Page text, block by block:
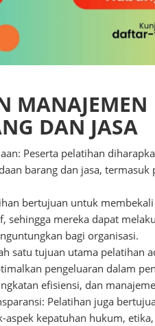
MANAJEMEN
DAN JASA
Peserta pelatihan
barang dan jasa, termasuk
bertujuan untuk
sehingga mereka dapat
bagi organisasi.
satu tujuan utama pelatihan
pengeluaran dalam
efisiensi, dan
Pelatihan juga
aspek kepatuhan hukum,